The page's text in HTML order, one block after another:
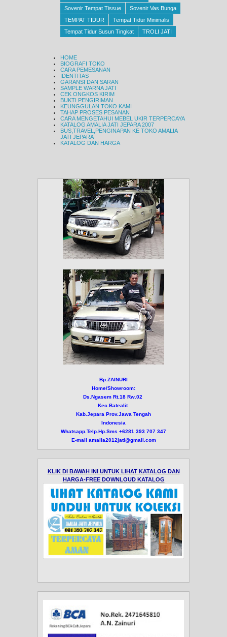
Sovenir Tempat Tissue
Sovenir Vas Bunga
TEMPAT TIDUR
Tempat Tidur Minimalis
Tempat Tidur Susun Tingkat
TROLI JATI
HOME
BIOGRAFI TOKO
CARA PEMESANAN
IDENTITAS
GARANSI DAN SARAN
SAMPLE WARNA JATI
CEK ONGKOS KIRIM
BUKTI PENGIRIMAN
KEUNGGULAN TOKO KAMI
TAHAP PROSES PESANAN
CARA MENGETAHUI MEBEL UKIR TERPERCAYA
KATALOG AMALIA JATI JEPARA 2007
BUS,TRAVEL,PENGINAPAN KE TOKO AMALIA
JATI JEPARA
KATALOG DAN HARGA
Bp.ZAINURI
Home/Showroom:
Ds.Ngasem Rt.18 Rw.02
Kec.Batealit
Kab.Jepara Prov.Jawa Tengah
Indonesia
Whatsapp.Telp.Hp.Sms +6281 393 707 347
E-mail amalia2012jati@gmail.com
KLIK DI BAWAH INI UNTUK LIHAT KATALOG DAN
HARGA-FREE DOWNLOUD KATALOG